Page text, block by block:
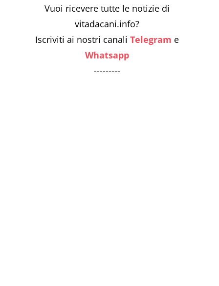
Vuoi ricevere tutte le notizie di
vitadacani.info?
Iscriviti ai nostri canaliTelegram e
Whatsapp
---------